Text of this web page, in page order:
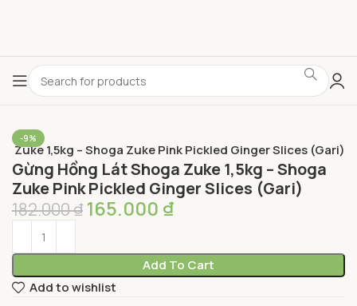
-9%
Zuke 1,5kg – Shoga Zuke Pink Pickled Ginger Slices (Gari)
Gừng Hồng Lát Shoga Zuke 1,5kg – Shoga
Zuke Pink Pickled Ginger Slices (Gari)
182.000₫ 165.000 ₫
Add To Cart
Add to wishlist